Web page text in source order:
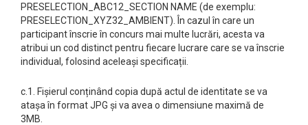
PRESELECTION_ABC12_SECTION NAME (de exemplu:
PRESELECTION_XYZ32_AMBIENT). În cazul în care un
participant înscrie în concurs mai multe lucrări, acesta va
atribui un cod distinct pentru fiecare lucrare care se va înscrie
individual, folosind aceleași specificații.
c.1. Fișierul conținând copia după actul de identitate se va
atașa în format JPG și va avea o dimensiune maximă de
3MB.